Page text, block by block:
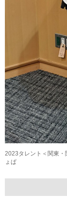
2023タレント＜関東・
ょぱ